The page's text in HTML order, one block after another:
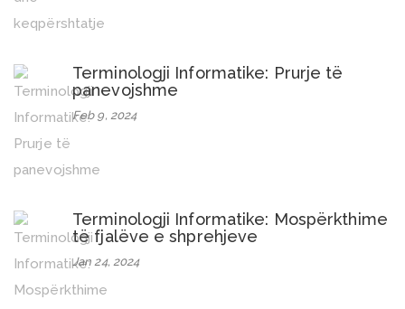
Terminologji Informatike: Prurje të
panevojshme
Feb 9, 2024
Terminologji Informatike: Mospërkthime
të fjalëve e shprehjeve
Jan 24, 2024